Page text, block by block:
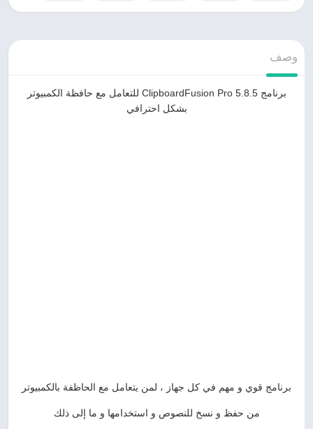
وصف
برنامج ClipboardFusion Pro 5.8.5 للتعامل مع حافظة الكمبيوتر
بشكل احترافي
برنامج قوي و مهم في كل جهاز ، لمن يتعامل مع الحاظفة بالكمبيوتر
من حفظ و نسخ للنصوص و استخدامها و ما إلى ذلك